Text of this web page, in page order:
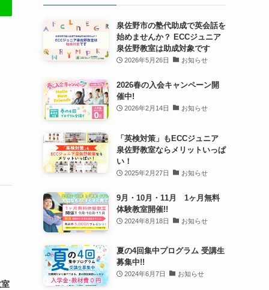
泉佐野市の塾代助成で英会話を
始めませんか？ ECCジュニア
泉佐野教室は助成対象です
2026年5月26日 お知らせ
2026春の入会キャンペーン開
催中!
2026年2月14日 お知らせ
「英検対策」もECCジュニア
泉佐野教室ならメリットいっぱ
い！
2025年2月27日 お知らせ
9月・10月・11月 1ヶ月無料
体験教室開催!!
2024年8月18日 お知らせ
夏の4回集中プログラム 受講生
募集中!!
2024年6月7日 お知らせ